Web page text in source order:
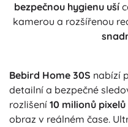
bezpečnou hygienu uší
kamerou a rozšířenou
Bebird Home 30S nabízí
detailní a bezpečné
rozlišení 10 milionů pixelů
obraz v reálném čase.